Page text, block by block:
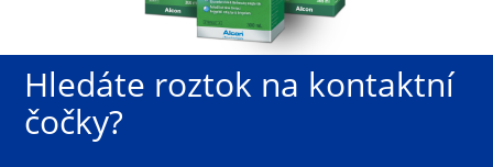
Hledáte roztok na kontaktní
čočky?